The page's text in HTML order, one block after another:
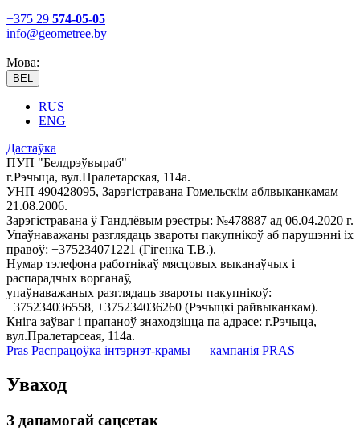
+375 29 574-05-05
info@geometree.by
Мова:
BEL
RUS
ENG
Дастаўка
ПУП "Белдрэўвыраб"
г.Рэчыца, вул.Пралетарская, 114а.
УНП 490428095, Зарэгістравана Гомельскім аблвыканкамам
21.08.2006.
Зарэгістравана ў Гандлёвым рэестры: №478887 ад 06.04.2020 г.
Упаўнаважаны разглядаць звароты пакупнікоў аб парушэнні іх
правоў: +375234071221 (Гігенка Т.В.).
Нумар тэлефона работнікаў мясцовых выканаўчых і
распарадчых ворганаў,
упаўнаважаных разглядаць звароты пакупнікоў:
+375234036558, +375234036260 (Рэчыцкі райвыканкам).
Кніга заўваг і прапаноў знаходзіцца па адрасе: г.Рэчыца,
вул.Пралетарсеая, 114а.
Pras Распрацоўка інтэрнэт-крамы — кампанія PRAS
Уваход
З дапамогай сацсетак